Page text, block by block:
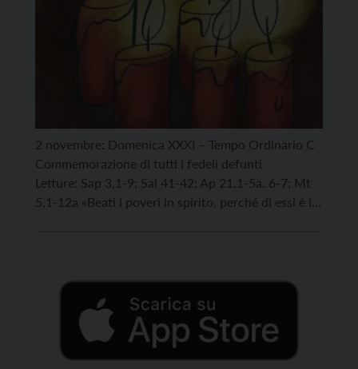
2 novembre: Domenica XXXI – Tempo Ordinario C
Commemorazione di tutti i fedeli defunti
Letture: Sap 3,1-9; Sal 41-42; Ap 21,1-5a. 6-7; Mt
5,1-12a «Beati i poveri in spirito, perché di essi è il